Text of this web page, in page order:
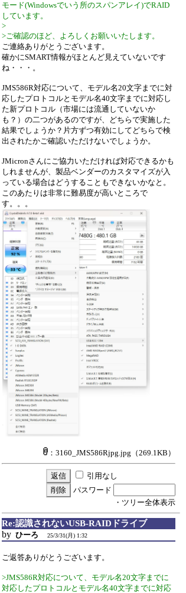
モード(Windowsでいう所のスパンアレイ)でRAID
しています。
>
>ご確認のほど、よろしくお願いいたします。
ご連絡ありがとうございます。
確かにSMART情報がほとんど見えていないです
ね・・・。
JMS586R対応について、モデル名20文字までに対
応したプロトコルとモデル名40文字までに対応し
た新プロトコル（市場には流通していないか
も？）の二つがあるのですが、どちらで実施した
結果でしょうか？片方ずつ有効にしてどちらで検
出されたかご確認いただけないでしょうか。
JMicronさんにご協力いただければ対応できるかも
しれませんが、製品ベンダーのカスタマイズが入
っている場合はどうすることもできないかなと。
このあたりは非常に難易度が高いところで
す。。。
：3160_JMS586Rjpg.jpg （269.1KB）
引用なし
パスワード
・ツリー全体表示
Re:認識されないUSB-RAIDドライブ
by ひーろ 25/3/31(月) 1:32
ご返答ありがとうございます。
>JMS586R対応について、モデル名20文字までに
対応したプロトコルとモデル名40文字までに対応